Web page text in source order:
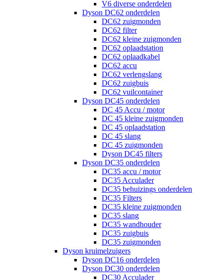
V6 diverse onderdelen
Dyson DC62 onderdelen
DC62 zuigmonden
DC62 filter
DC62 kleine zuigmonden
DC62 oplaadstation
DC62 oplaadkabel
DC62 accu
DC62 verlengslang
DC62 zuigbuis
DC62 vuilcontainer
Dyson DC45 onderdelen
DC 45 Accu / motor
DC 45 kleine zuigmonden
DC 45 oplaadstation
DC 45 slang
DC 45 zuigmonden
Dyson DC45 filters
Dyson DC35 onderdelen
DC35 accu / motor
DC35 Acculader
DC35 behuizings onderdelen
DC35 Filters
DC35 kleine zuigmonden
DC35 slang
DC35 wandhouder
DC35 zuigbuis
DC35 zuigmonden
Dyson kruimelzuigers
Dyson DC16 onderdelen
Dyson DC30 onderdelen
DC30 Acculader